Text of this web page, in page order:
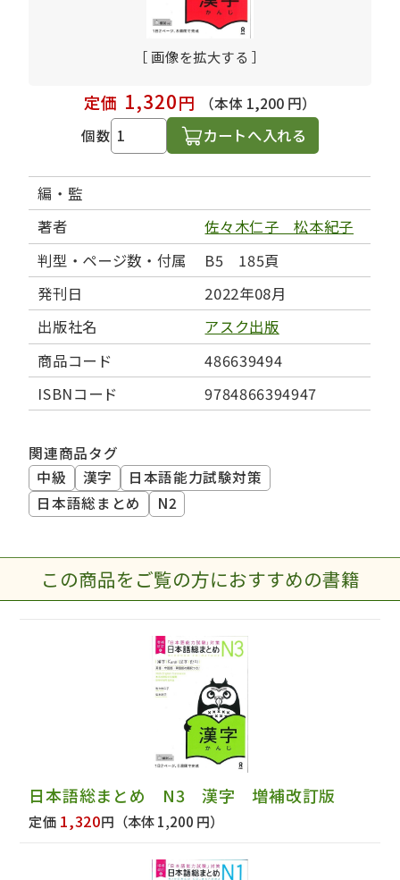
［ 画像を拡大する ］
定価 1,320円
（本体 1,200 円）
個数
カートへ入れる
編・監
著者
佐々木仁子 松本紀子
判型・ページ数・付属
B5 185頁
発刊日
2022年08月
出版社名
アスク出版
商品コード
486639494
ISBNコード
9784866394947
関連商品タグ
中級
漢字
日本語能力試験対策
日本語総まとめ
N2
この商品をご覧の方におすすめの書籍
日本語総まとめ N3 漢字 増補改訂版
定価 1,320円 （本体 1,200 円）